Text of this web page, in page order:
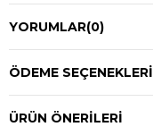
YORUMLAR(0)
ÖDEME SEÇENEKLERI
ÜRÜN ÖNERILERI